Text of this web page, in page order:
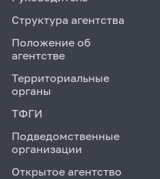
Структура агентства
Положение об
агентстве
Территориальные
органы
ТФГИ
Подведомственные
организации
Открытое агентство